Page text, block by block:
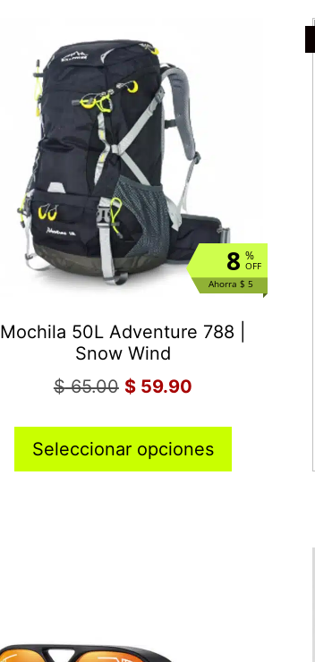
%
OFF
8
Ahorra $ 5
Mochila 50L Adventure 788 |
Snow Wind
$65.00 $59.90
Seleccionar opciones